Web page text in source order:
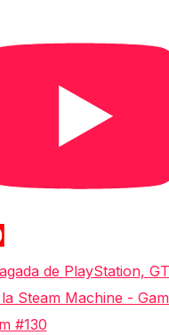
de PlayStation,
Steam Machine -
#130